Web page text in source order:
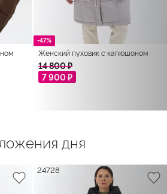
-47%
Женский пуховик с капюшоном
14 800 ₽
7 900 ₽
дня
24728